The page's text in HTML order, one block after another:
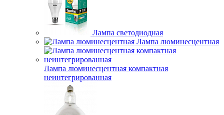
Лампа светодиодная
Лампа люминесцентная
Лампа люминесцентная компактная
неинтегрированная